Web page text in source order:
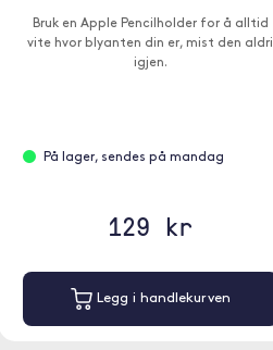
Bruk en Apple Pencilholder for å alltid
vite hvor blyanten din er, mist den aldri
igjen.
På lager, sendes på mandag
129 kr
Legg i handlekurven